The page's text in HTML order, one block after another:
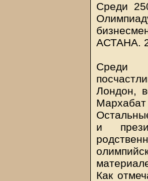
Среди
АСТАНА.
Среди
Лондон,
и
Как